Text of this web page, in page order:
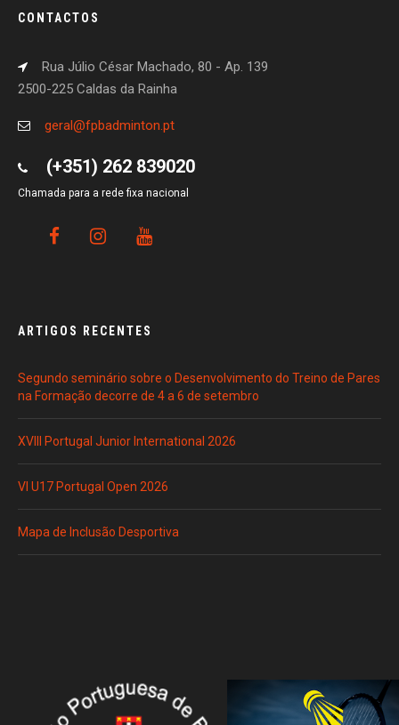
CONTACTOS
Rua Júlio César Machado, 80 - Ap. 139
2500-225 Caldas da Rainha
geral@fpbadminton.pt
(+351) 262 839020
Chamada para a rede fixa nacional
ARTIGOS RECENTES
Segundo seminário sobre o Desenvolvimento do Treino de Pares
na Formação decorre de 4 a 6 de setembro
XVIII Portugal Junior International 2026
VI U17 Portugal Open 2026
Mapa de Inclusão Desportiva